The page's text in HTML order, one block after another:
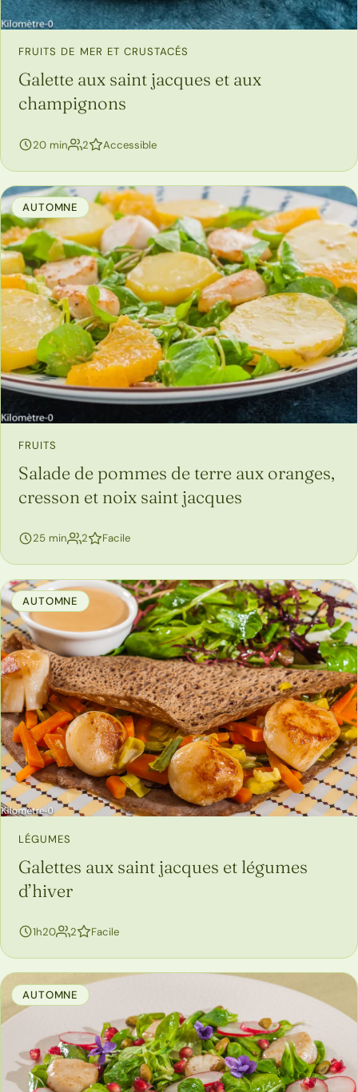
FRUITS DE MER ET CRUSTACÉS
Galette aux saint jacques et aux
champignons
20 min 2personnes
Accessible
AUTOMNE
FRUITS
Salade de pommes de terre aux oranges,
cresson et noix saint jacques
25 min 2personnes
Facile
AUTOMNE
LÉGUMES
Galettes aux saint jacques et légumes
d’hiver
1h20 2personnes
Facile
AUTOMNE